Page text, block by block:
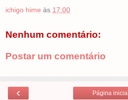
ichigo hime às 17:00
Nenhum comentário:
Postar um comentário
‹ Página inicial